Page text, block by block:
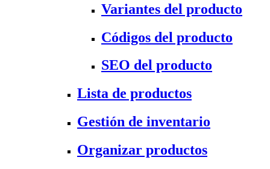
Variantes del producto
Códigos del producto
SEO del producto
Lista de productos
Gestión de inventario
Organizar productos